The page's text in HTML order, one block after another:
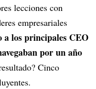
lecciones con
empresariales
a los principales CEO
por un año
Cinco